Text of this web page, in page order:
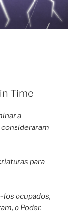
Time
a
para
los ocupados,
o Poder.